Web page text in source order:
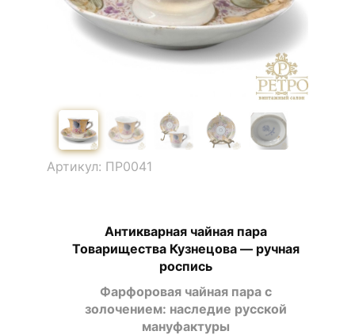
Антикварная чайная пара
Товарищества Кузнецова — ручная
роспись
Фарфоровая чайная пара с
золочением: наследие русской
мануфактуры
Артикул: ПР0041